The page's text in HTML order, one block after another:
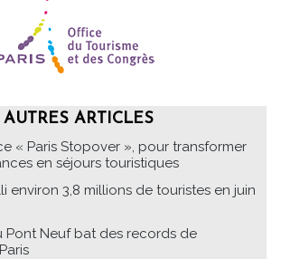
AUTRES ARTICLES
« Paris Stopover », pour transformer
en séjours touristiques
environ 3,8 millions de touristes en juin
Pont Neuf bat des records de